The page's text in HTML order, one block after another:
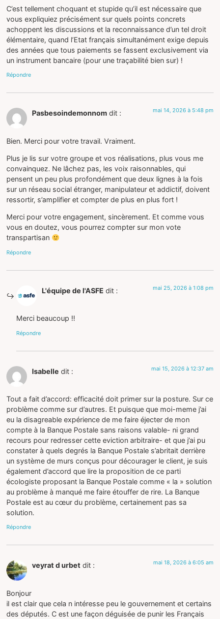
C’est tellement choquant et stupide qu’il est nécessaire que
vous expliquiez précisément sur quels points concrets
achoppent les discussions et la reconnaissance d’un tel droit
élémentaire, quand l’Etat français simultanément exige depuis
des années que tous paiements se fassent exclusivement via
un instrument bancaire (pour une traçabilité bien sur) !
Répondre
Pasbesoindemonnom dit : mai 14, 2026 à 5:48 pm
Bien. Merci pour votre travail. Vraiment.
Plus je lis sur votre groupe et vos réalisations, plus vous me
convainquez. Ne lâchez pas, les voix raisonnables, qui
pensent un peu plus profondément que deux lignes à la fois
sur un réseau social étranger, manipulateur et addictif, doivent
ressortir, s’amplifier et compter de plus en plus fort !
Merci pour votre engagement, sincèrement. Et comme vous
vous en doutez, vous pourrez compter sur mon vote
transpartisan
Répondre
L'équipe de l'ASFE dit : mai 25, 2026 à 1:08 pm
Merci beaucoup !!
Répondre
Isabelle dit : mai 15, 2026 à 12:37 am
Tout a fait d’accord: efficacité doit primer sur la posture. Sur ce
problème comme sur d’autres. Et puisque que moi-meme j’ai
eu la disagreable expérience de me faire éjecter de mon
compte à la Banque Postale sans raisons valable- ni grand
recours pour redresser cette eviction arbitraire- et que j’ai pu
constater à quels degrés la Banque Postale s’abritait derrière
un système de murs conçus pour décourager le client, je suis
également d’accord que lire la proposition de ce parti
écologiste proposant la Banque Postale comme « la » solution
au problème à manqué me faire étouffer de rire. La Banque
Postale est au cœur du problème, certainement pas sa
solution.
Répondre
veyrat d urbet dit : mai 18, 2026 à 6:05 am
Bonjour
il est clair que cela n intéresse peu le gouvernement et certains
des députés. C est une façon déguisée de punir les Français